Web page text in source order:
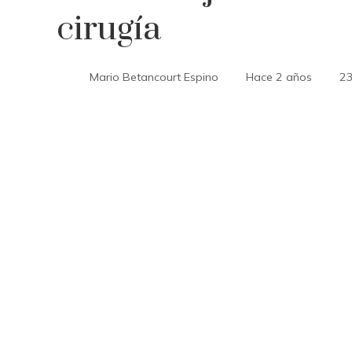
cirugía
Mario Betancourt Espino Hace 2 años